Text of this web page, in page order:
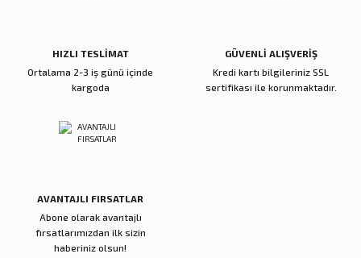
HIZLI TESLİMAT
Ortalama 2-3 iş günü içinde
kargoda
GÜVENLİ ALIŞVERİŞ
Kredi kartı bilgileriniz SSL
sertifikası ile korunmaktadır.
AVANTAJLI FIRSATLAR
Abone olarak avantajlı
fırsatlarımızdan ilk sizin
haberiniz olsun!